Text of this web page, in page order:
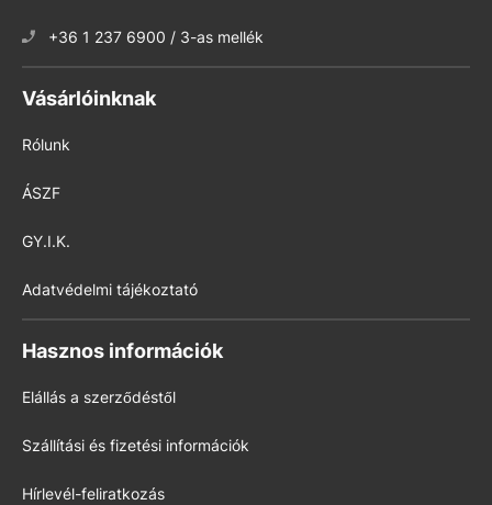
+36 1 237 6900 / 3-as mellék
Vásárlóinknak
Rólunk
ÁSZF
GY.I.K.
Adatvédelmi tájékoztató
Hasznos információk
Elállás a szerződéstől
Szállítási és fizetési információk
Hírlevél-feliratkozás